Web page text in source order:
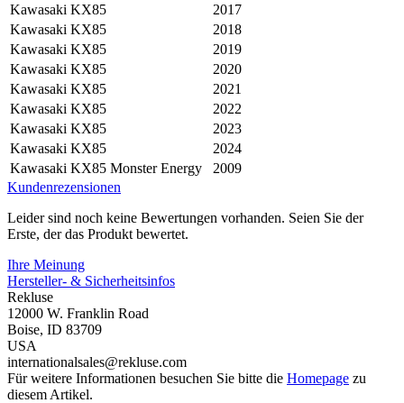
Kawasaki KX85
2017
Kawasaki KX85
2018
Kawasaki KX85
2019
Kawasaki KX85
2020
Kawasaki KX85
2021
Kawasaki KX85
2022
Kawasaki KX85
2023
Kawasaki KX85
2024
Kawasaki KX85 Monster Energy
2009
Kundenrezensionen
Leider sind noch keine Bewertungen vorhanden. Seien Sie der
Erste, der das Produkt bewertet.
Ihre Meinung
Hersteller- & Sicherheitsinfos
Rekluse
12000 W. Franklin Road
Boise, ID 83709
USA
internationalsales@rekluse.com
Für weitere Informationen besuchen Sie bitte die Homepage zu
diesem Artikel.